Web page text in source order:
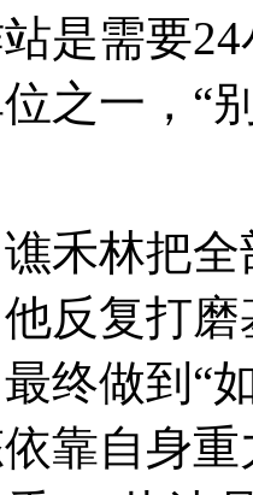
是需要
之一，“
林把全
反复打
终做到“
靠自身